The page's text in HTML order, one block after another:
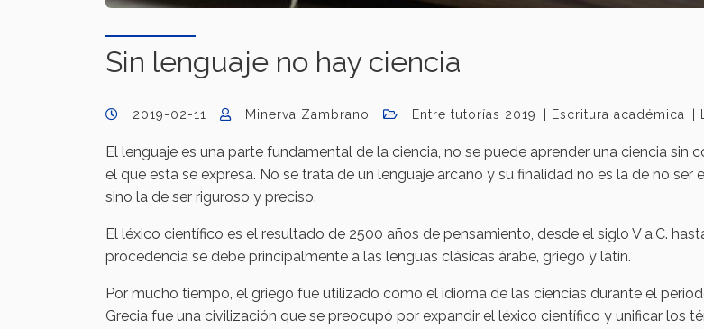
Sin lenguaje no hay ciencia
2019-02-11 Minerva Zambrano Entre tutorías 2019 Escritura académica
El lenguaje es una parte fundamental de la ciencia, no se puede aprender una ciencia sin
el que esta se expresa. No se trata de un lenguaje arcano y su finalidad no es la de no ser
sino la de ser riguroso y preciso.
El léxico científico es el resultado de 2500 años de pensamiento, desde el siglo V a.C.
procedencia se debe principalmente a las lenguas clásicas árabe, griego y latín.
Por mucho tiempo, el griego fue utilizado como el idioma de las ciencias durante el
Grecia fue una civilización que se preocupó por expandir el léxico científico y unificar los